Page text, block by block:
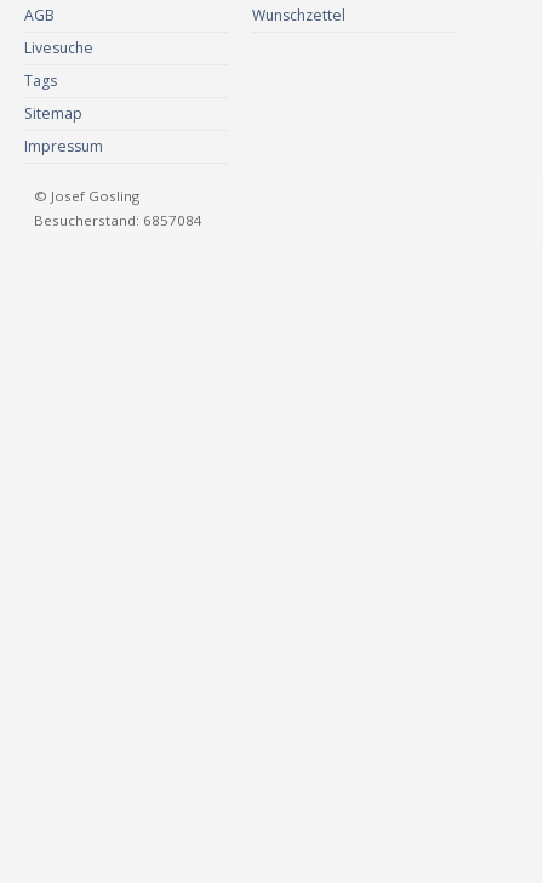
AGB
Livesuche
Tags
Sitemap
Impressum
Wunschzettel
© Josef Gosling
Besucherstand: 6857084